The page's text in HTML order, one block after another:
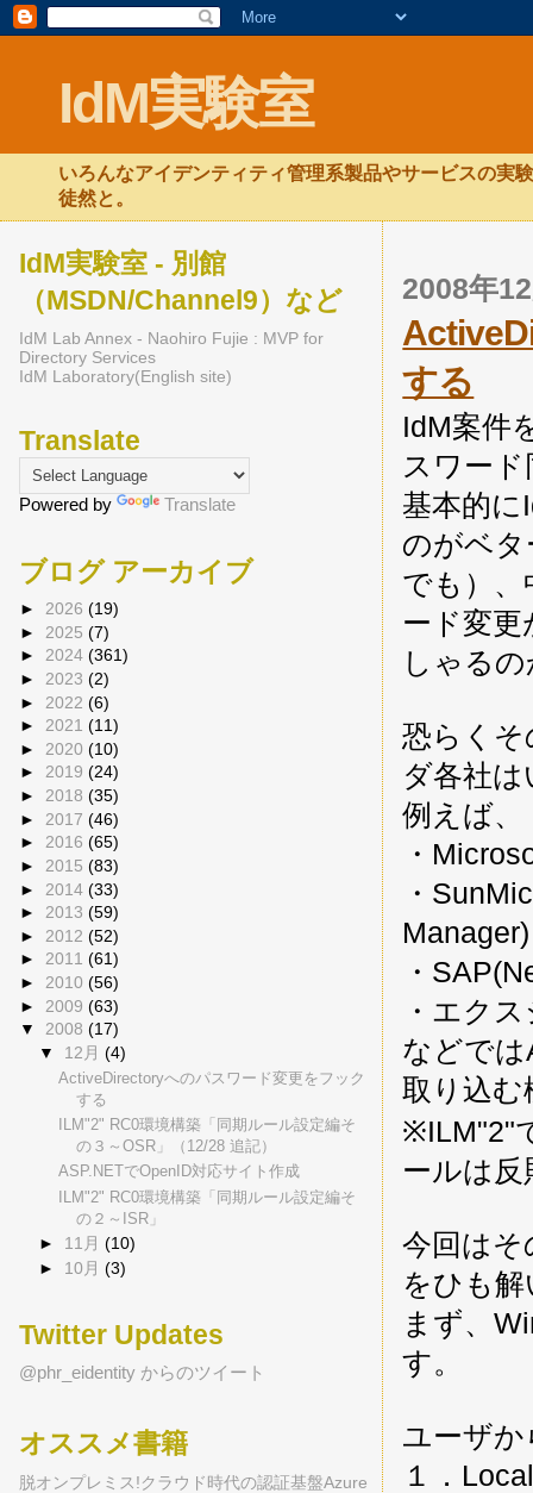
IdM実験室
いろんなアイデンティティ管理系製品やサービスの実
徒然と。
2008年
する
IdM案件
スワー
基本的
のがベ
でも）
ード変
しゃる
恐らく
ダ各社
例えば、
・
・
・
・エク
などで
取り込む
※ILM"2"
ールは
今回は
をひも
まず、
す。
ユーザ
１．
IdM実験室 - 別館
（MSDN/Channel9）など
IdM Lab Annex - Naohiro Fujie : MVP for
Directory Services
IdM Laboratory(English site)
Translate
Powered by Translate
ブログ アーカイブ
► 2026 (19)
► 2025 (7)
► 2024 (361)
► 2023 (2)
► 2022 (6)
► 2021 (11)
► 2020 (10)
► 2019 (24)
► 2018 (35)
► 2017 (46)
► 2016 (65)
► 2015 (83)
► 2014 (33)
► 2013 (59)
► 2012 (52)
► 2011 (61)
► 2010 (56)
► 2009 (63)
▼ 2008 (17)
▼ 12月(4)
ActiveDirectoryへのパスワード変更をフック
する
ILM"2" RC0環境構築「同期ルール設定編そ
の３～OSR」（12/28 追記）
ASP.NETでOpenID対応サイト作成
ILM"2" RC0環境構築「同期ルール設定編そ
の２～ISR」
► 11月(10)
► 10月(3)
Twitter Updates
@phr_eidentity からのツイート
オススメ書籍
脱オンプレミス!クラウド時代の認証基盤Azure